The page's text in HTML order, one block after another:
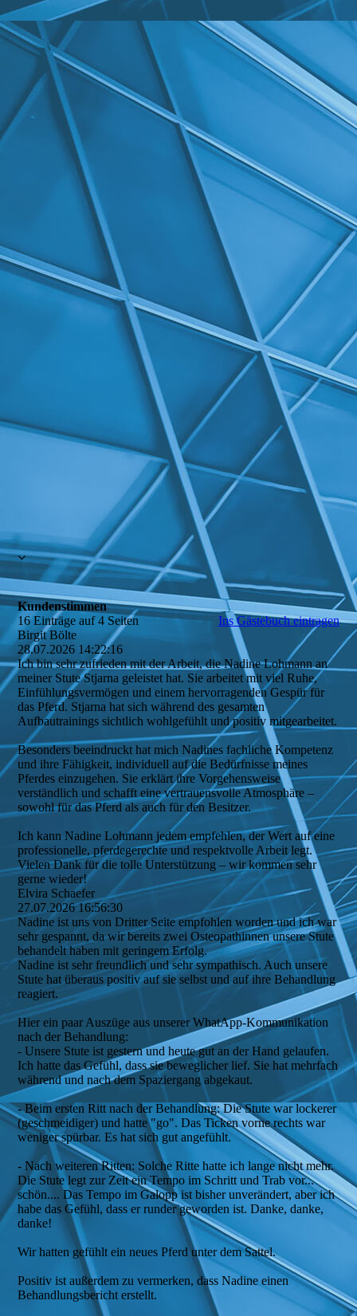
Kundenstimmen
16 Einträge auf 4 Seiten
Ins Gästebuch eintragen
Birgit Bölte
28.07.2026 14:22:16
Ich bin sehr zufrieden mit der Arbeit, die Nadine Lohmann an
meiner Stute Stjarna geleistet hat. Sie arbeitet mit viel Ruhe,
Einfühlungsvermögen und einem hervorragenden Gespür für
das Pferd. Stjarna hat sich während des gesamten
Aufbautrainings sichtlich wohlgefühlt und positiv mitgearbeitet.
Besonders beeindruckt hat mich Nadines fachliche Kompetenz
und ihre Fähigkeit, individuell auf die Bedürfnisse meines
Pferdes einzugehen. Sie erklärt ihre Vorgehensweise
verständlich und schafft eine vertrauensvolle Atmosphäre –
sowohl für das Pferd als auch für den Besitzer.
Ich kann Nadine Lohmann jedem empfehlen, der Wert auf eine
professionelle, pferdegerechte und respektvolle Arbeit legt.
Vielen Dank für die tolle Unterstützung – wir kommen sehr
gerne wieder!
Elvira Schaefer
27.07.2026 16:56:30
Nadine ist uns von Dritter Seite empfohlen worden und ich war
sehr gespannt, da wir bereits zwei Osteopathinnen unsere Stute
behandelt haben mit geringem Erfolg.
Nadine ist sehr freundlich und sehr sympathisch. Auch unsere
Stute hat überaus positiv auf sie selbst und auf ihre Behandlung
reagiert.
Hier ein paar Auszüge aus unserer WhatApp-Kommunikation
nach der Behandlung:
- Unsere Stute ist gestern und heute gut an der Hand gelaufen.
Ich hatte das Gefühl, dass sie beweglicher lief. Sie hat mehrfach
während und nach dem Spaziergang abgekaut.
- Beim ersten Ritt nach der Behandlung: Die Stute war lockerer
(geschmeidiger) und hatte "go". Das Ticken vorne rechts war
weniger spürbar. Es hat sich gut angefühlt.
- Nach weiteren Ritten: Solche Ritte hatte ich lange nicht mehr.
Die Stute legt zur Zeit ein Tempo im Schritt und Trab vor...
schön.... Das Tempo im Galopp ist bisher unverändert, aber ich
habe das Gefühl, dass er runder geworden ist. Danke, danke,
danke!
Wir hatten gefühlt ein neues Pferd unter dem Sattel.
Positiv ist außerdem zu vermerken, dass Nadine einen
Behandlungsbericht erstellt.